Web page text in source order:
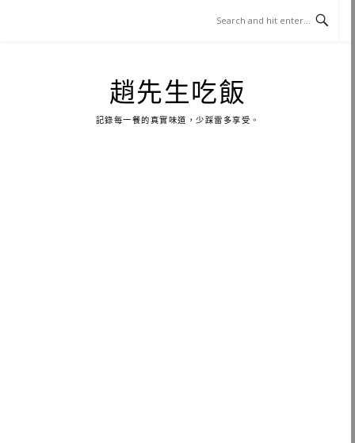
趙先生吃飯
記錄每一餐的真實味道，少踩雷多享受。